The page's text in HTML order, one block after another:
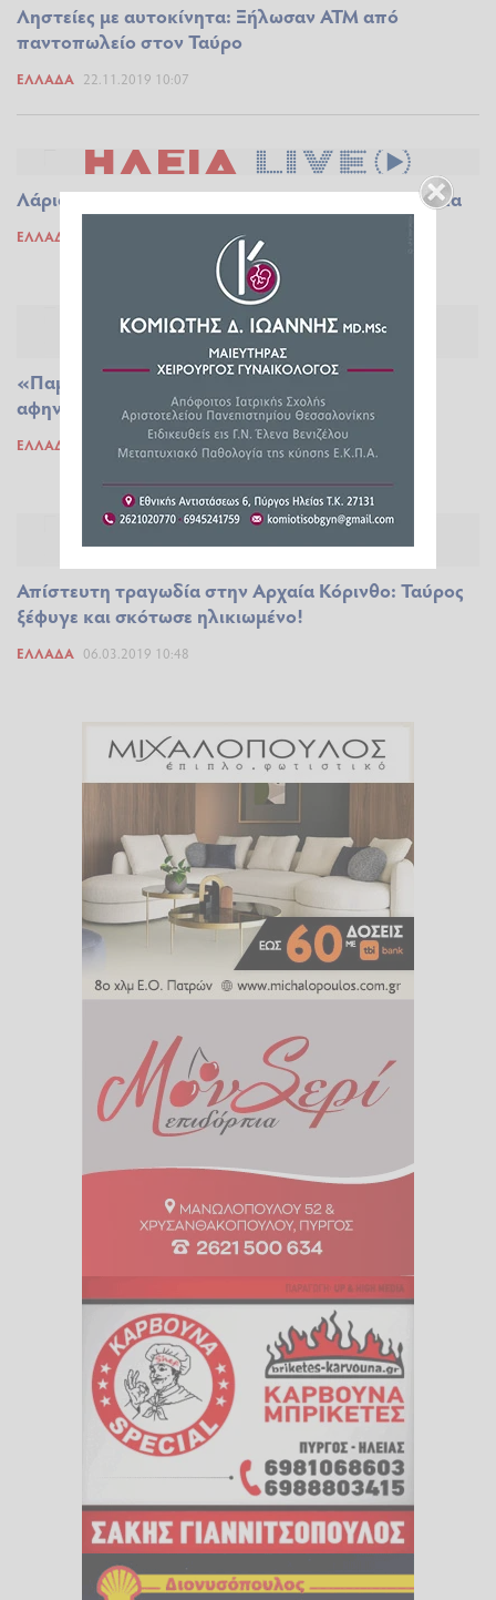
Ληστείες με αυτοκίνητα: Ξήλωσαν ΑΤΜ από
παντοπωλείο στον Ταύρο
ΕΛΛΆΔΑ 22.11.2019 10:07
Λάρισα: Ταύρος τραυμάτισε 70χρονο στα Φάρσαλα
ΕΛΛΆΔΑ
«Παμπλόνα» η Λαμία: Κυνηγούσαν τον
αφηνιασμένο ταύρο μέσα στην πόλη!
ΕΛΛΆΔΑ 26.07.2019 12:23
Απίστευτη τραγωδία στην Αρχαία Κόρινθο: Ταύρος
ξέφυγε και σκότωσε ηλικιωμένο!
ΕΛΛΆΔΑ 06.03.2019 10:48